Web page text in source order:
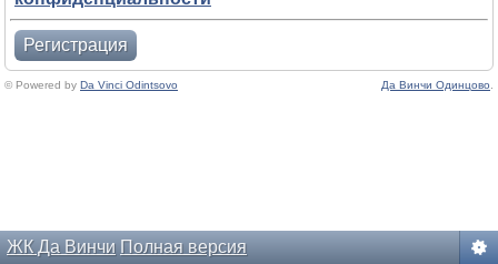
Регистрация
© Powered by Da Vinci Odintsovo Да Винчи Одинцово
ЖК Да Винчи Полная версия